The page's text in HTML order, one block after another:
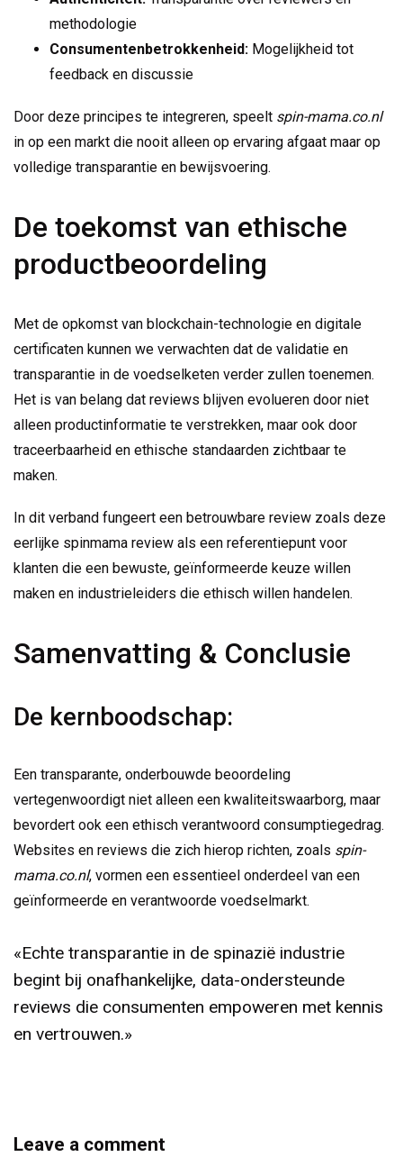
methodologie
Consumentenbetrokkenheid: Mogelijkheid tot
feedback en discussie
Door deze principes te integreren, speelt spin-mama.co.nl
in op een markt die nooit alleen op ervaring afgaat maar op
volledige transparantie en bewijsvoering.
De toekomst van ethische
productbeoordeling
Met de opkomst van blockchain-technologie en digitale
certificaten kunnen we verwachten dat de validatie en
transparantie in de voedselketen verder zullen toenemen.
Het is van belang dat reviews blijven evolueren door niet
alleen productinformatie te verstrekken, maar ook door
traceerbaarheid en ethische standaarden zichtbaar te
maken.
In dit verband fungeert een betrouwbare review zoals deze
eerlijke spinmama review als een referentiepunt voor
klanten die een bewuste, geïnformeerde keuze willen
maken en industrieleiders die ethisch willen handelen.
Samenvatting & Conclusie
De kernboodschap:
Een transparante, onderbouwde beoordeling
vertegenwoordigt niet alleen een kwaliteitswaarborg, maar
bevordert ook een ethisch verantwoord consumptiegedrag.
Websites en reviews die zich hierop richten, zoals spin-
mama.co.nl, vormen een essentieel onderdeel van een
geïnformeerde en verantwoorde voedselmarkt.
«Echte transparantie in de spinazië industrie
begint bij onafhankelijke, data-ondersteunde
reviews die consumenten empoweren met kennis
en vertrouwen.»
Leave a comment